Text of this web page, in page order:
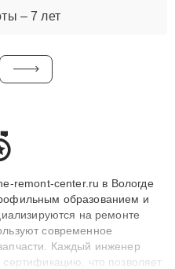
– 7 лет
remont-center.ru в Вологде
образованием и
на ремонте
современное
Каждый инженер
что позволяет